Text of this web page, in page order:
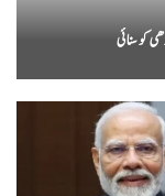
کو سنائی